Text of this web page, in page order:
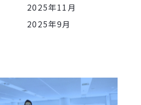
2025年11月
2025年9月